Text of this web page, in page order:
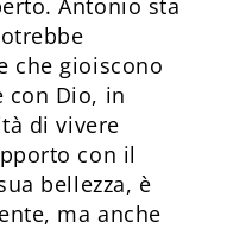
che gioiscono
con Dio, in
di vivere
con il
bellezza, è
ma anche